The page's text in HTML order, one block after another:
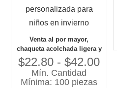
Venta al por mayor,
chaqueta acolchada ligera y
cálida para niños y niñas
con capucha extraíble
Gaoteng, chaqueta a
cuadros roja personalizada
$22.80 - $42.00
Mín. Cantidad
Mínima: 100 piezas